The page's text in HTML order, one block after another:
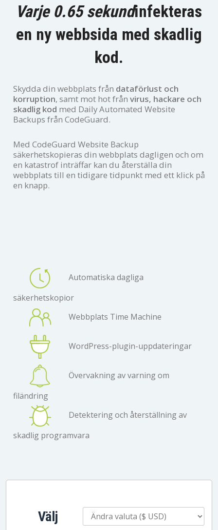
Varje 0.65 sekundinfekteras
en ny webbsida med skadlig
kod.
Skydda din webbplats från dataförlust och
korruption, samt mot hot från virus, hackare och
skadlig kod med Daily Automated Website
Backups från CodeGuard.
Med CodeGuard Website Backup
säkerhetskopieras din webbplats dagligen och om
en katastrof inträffar kan du återställa din
webbplats till en tidigare tidpunkt med ett klick på
en knapp.
Automatiska dagliga
säkerhetskopior
Webbplats Time Machine
WordPress-plugin-uppdateringar
Övervakning av varning om
filändring
Detektering och återställning av
skadlig programvara
Välj